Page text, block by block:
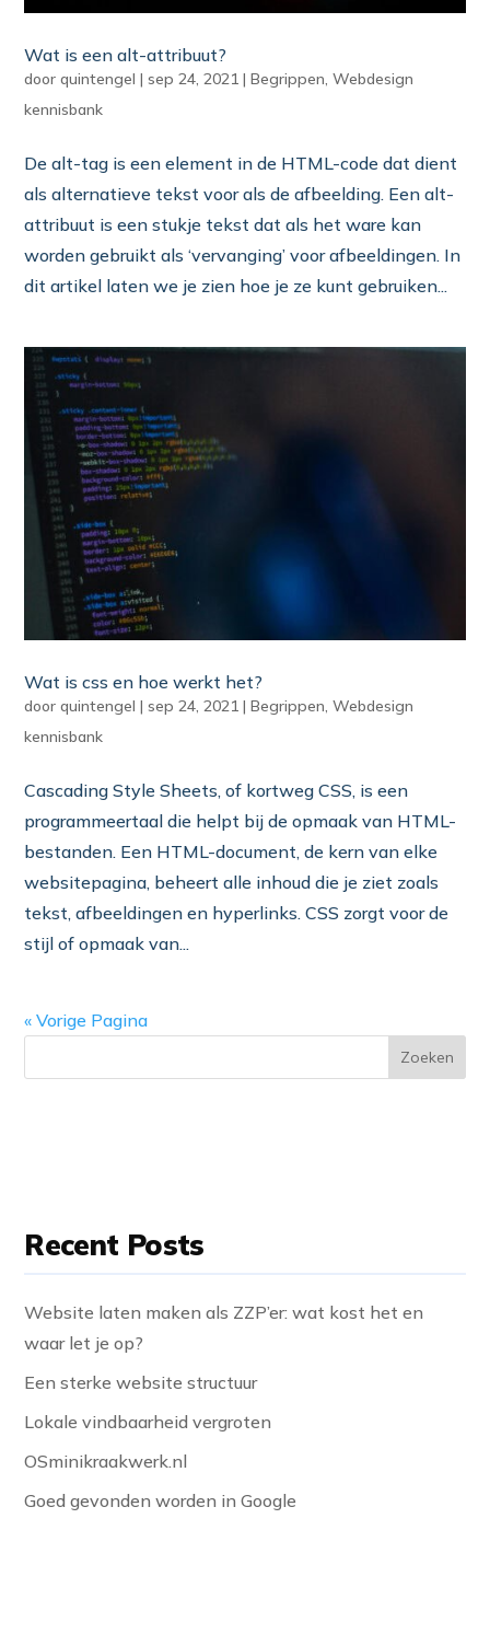
Wat is een alt-attribuut?
doorquintengel |sep 24, 2021 |Begrippen ,Webdesign
kennisbank
De alt-tag is een element in de HTML-code dat dient
als alternatieve tekst voor als de afbeelding. Een alt-
attribuut is een stukje tekst dat als het ware kan
worden gebruikt als ‘vervanging’ voor afbeeldingen. In
dit artikel laten we je zien hoe je ze kunt gebruiken...
Wat is css en hoe werkt het?
doorquintengel |sep 24, 2021 |Begrippen,Webdesign
kennisbank
Cascading Style Sheets, of kortweg CSS, is een
programmeertaal die helpt bij de opmaak van HTML-
bestanden. Een HTML-document, de kern van elke
websitepagina, beheert alle inhoud die je ziet zoals
tekst, afbeeldingen en hyperlinks. CSS zorgt voor de
stijl of opmaak van...
« Vorige Pagina
Zoeken
Recent Posts
Website laten maken als ZZP’er: wat kost het en
waar let je op?
Een sterke website structuur
Lokale vindbaarheid vergroten
OSminikraakwerk.nl
Goed gevonden worden in Google